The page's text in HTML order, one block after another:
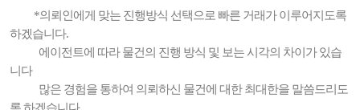
*의뢰인에게 맞는 진행방식 선택으로 빠른 거래가 이루어지도록
하겠습니다.
에이전트에 따라 물건의 진행 방식 및 보는 시각의 차이가 있습
니다
많은 경험을 통하여 의뢰하신 물건에 대한 최대한을 말씀드리도